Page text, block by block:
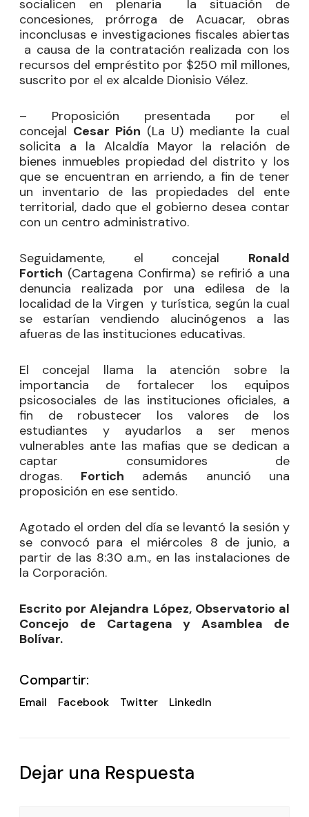
socialicen en plenaria la situación de
concesiones, prórroga de Acuacar, obras
inconclusas e investigaciones fiscales abiertas
a causa de la contratación realizada con los
recursos del empréstito por $250 mil millones,
suscrito por el ex alcalde Dionisio Vélez.
– Proposición presentada por el
concejal Cesar Pión (La U) mediante la cual
solicita a la Alcaldía Mayor la relación de
bienes inmuebles propiedad del distrito y los
que se encuentran en arriendo, a fin de tener
un inventario de las propiedades del ente
territorial, dado que el gobierno desea contar
con un centro administrativo.
Seguidamente, el concejal
Ronald
Fortich (Cartagena Confirma) se refirió a una
denuncia realizada por una edilesa de la
localidad de la Virgen y turística, según la cual
se estarían vendiendo alucinógenos a las
afueras de las instituciones educativas.
El concejal llama la atención sobre la
importancia de fortalecer los equipos
psicosociales de las instituciones oficiales, a
fin de robustecer los valores de los
estudiantes y ayudarlos a ser menos
vulnerables ante las mafias que se dedican a
captar consumidores de
drogas.
Fortich
además anunció una
proposición en ese sentido.
Agotado el orden del día se levantó la sesión y
se convocó para el miércoles 8 de junio, a
partir de las 8:30 a.m., en las instalaciones de
la Corporación.
Escrito por Alejandra López, Observatorio al
Concejo de Cartagena y Asamblea de
Bolívar.
Compartir:
Email Facebook Twitter LinkedIn
Dejar una Respuesta